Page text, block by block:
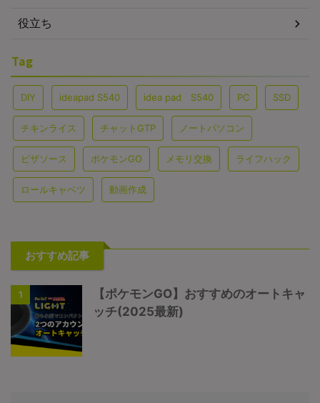
役立ち
Tag
DIY ideapad S540 idea pad S540 PC SSD
チキンライス チャットGTP ノートパソコン
ピザソース ポケモンGO メモリ交換 ライフハック
ロールキャベツ 動画作成
おすすめ記事
1
【ポケモンGO】おすすめのオートキャ
ッチ(2025最新)